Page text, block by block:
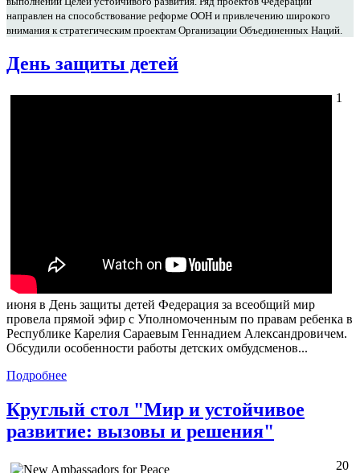
направлен на способствование реформе ООН и привлечению широкого
внимания к стратегическим проектам Организации Объединенных Наций.
День защиты детей
1
июня в День защиты детей Федерация за всеобщий мир
провела прямой эфир с Уполномоченным по правам ребенка в
Республике Карелия Сараевым Геннадием Александровичем.
Обсудили особенности работы детских омбудсменов...
Подробнее
Круглый стол "Мир и устойчивое
развитие: вызовы и решения"
20